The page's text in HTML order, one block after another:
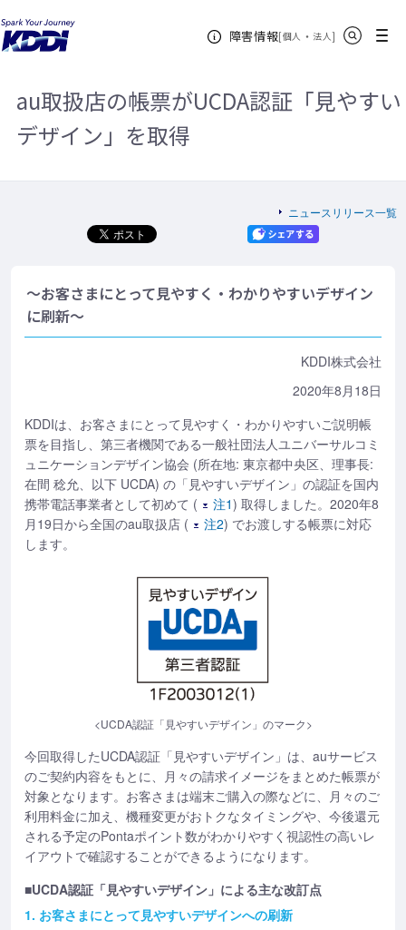
障害情報[個人 ・ 法人新規ウィンドウ
]
メニュー
KDDIホーム
扱店の帳票がUCDA認証「見やすいデザイン」を取得
au取扱店の帳票がUCDA認証「見やすい
デザイン」を取得
ニュースリリース一覧
～お客さまにとって見やすく・わかりやすいデザイン
に刷新～
KDDI株式会社
2020年8月18日
KDDIは、お客さまにとって見やすく・わかりやすいご説明帳
票を目指し、第三者機関である一般社団法人ユニバーサルコミ
ュニケーションデザイン協会 (所在地: 東京都中央区、理事長:
在間 稔允、以下 UCDA) の「見やすいデザイン」の認証を国内
携帯電話事業者として初めて (
注1) 取得しました。2020年8
月19日から全国のau取扱店 (
注2) でお渡しする帳票に対応
します。
<UCDA認証「見やすいデザイン」のマーク>
今回取得したUCDA認証「見やすいデザイン」は、auサービス
のご契約内容をもとに、月々の請求イメージをまとめた帳票が
対象となります。お客さまは端末ご購入の際などに、月々のご
利用料金に加え、機種変更がおトクなタイミングや、今後還元
される予定のPontaポイント数がわかりやすく視認性の高いレ
イアウトで確認することができるようになります。
■UCDA認証「見やすいデザイン」による主な改訂点
1. お客さまにとって見やすいデザインへの刷新